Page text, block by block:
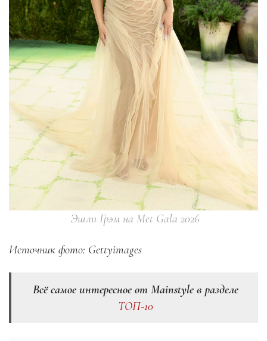
Эшли Грэм на Met Gala 2026
Источник фото: Gettyimages
Всё самое интересное от Mainstyle в разделе
ТОП-10